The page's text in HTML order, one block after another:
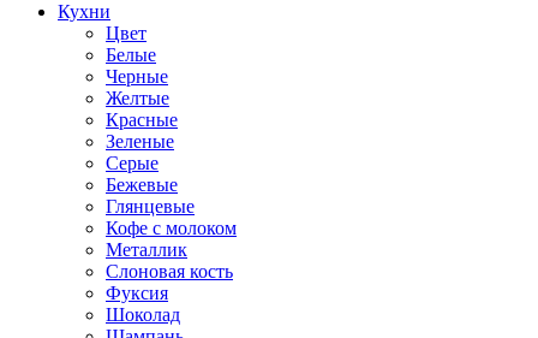
Кухни
Цвет
Белые
Черные
Желтые
Красные
Зеленые
Серые
Бежевые
Глянцевые
Кофе с молоком
Металлик
Слоновая кость
Фуксия
Шоколад